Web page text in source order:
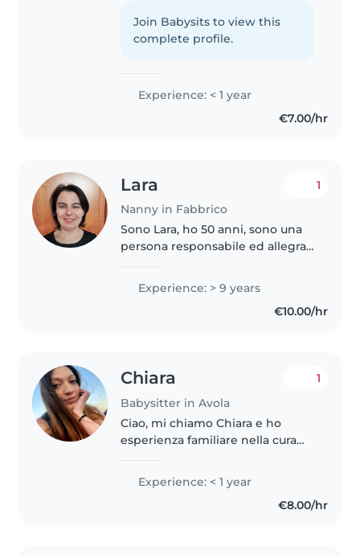
iniziare a dare una mano a
bambini/e e famiglie che
Join Babysits to view this
complete profile.
Experience: < 1 year
€7.00/hr
Lara
Nanny in Fabbrico
1
Sono Lara, ho 50 anni, sono una
persona responsabile ed allegra.
piace giocare o leggere un buon
libro. Ho una ragazza di 14 anni
Experience: > 9 years
€10.00/hr
Chiara
Babysitter in Avola
1
Ciao, mi chiamo Chiara e ho
esperienza familiare nella cura
paziente e adoro dedicarmi alle
loro esigenze, creando un
ambiente sereno e divertente.
Experience: < 1 year
€8.00/hr